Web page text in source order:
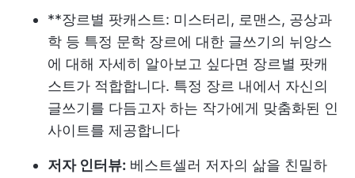
**장르별 팟캐스트: 미스터리, 로맨스, 공상과
학 등 특정 문학 장르에 대한 글쓰기의 뉘앙스
에 대해 자세히 알아보고 싶다면 장르별 팟캐
스트가 적합합니다. 특정 장르 내에서 자신의
글쓰기를 다듬고자 하는 작가에게 맞춤화된 인
사이트를 제공합니다
저자 인터뷰: 베스트셀러 저자의 삶을 친밀하